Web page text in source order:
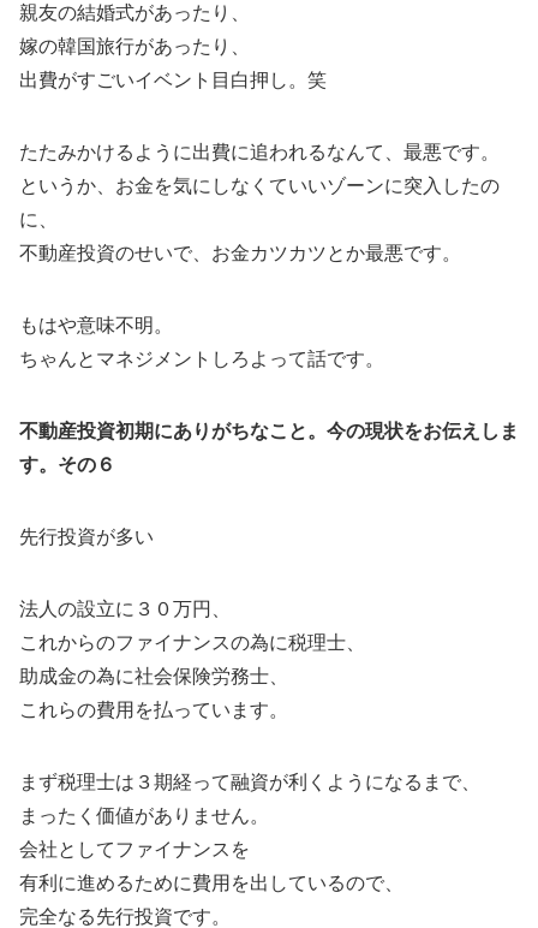
親友の結婚式があったり、
嫁の韓国旅行があったり、
出費がすごいイベント目白押し。笑
たたみかけるように出費に追われるなんて、最悪です。
というか、お金を気にしなくていいゾーンに突入したの
に、
不動産投資のせいで、お金カツカツとか最悪です。
もはや意味不明。
ちゃんとマネジメントしろよって話です。
不動産投資初期にありがちなこと。今の現状をお伝えしま
す。その６
先行投資が多い
法人の設立に３０万円、
これからのファイナンスの為に税理士、
助成金の為に社会保険労務士、
これらの費用を払っています。
まず税理士は３期経って融資が利くようになるまで、
まったく価値がありません。
会社としてファイナンスを
有利に進めるために費用を出しているので、
完全なる先行投資です。